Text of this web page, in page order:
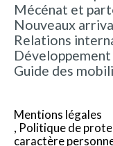
Mécénat et
Nouveaux
Relations
Guide des
Mentions légales
Politique de
caractère